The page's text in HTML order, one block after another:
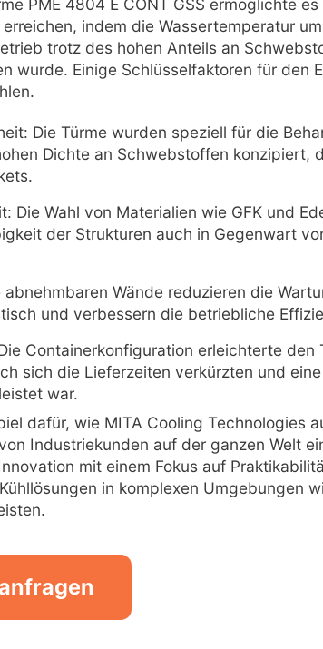
PME 4804 E CONT GSS ermöglichte
indem die Wassertemperatur
trotz des hohen Anteils an
wurde. Einige Schlüsselfaktoren für den
Die Türme wurden speziell für die
Dichte an Schwebstoffen konzipiert,
Die Wahl von Materialien wie GFK und
der Strukturen auch in Gegenwart
abnehmbaren Wände reduzieren die
und verbessern die betriebliche
Containerkonfiguration erleichterte den
sich die Lieferzeiten verkürzten und
war.
dafür, wie MITA Cooling Technologies
Industriekunden auf der ganzen Welt
mit einem Fokus auf
in komplexen Umgebungen